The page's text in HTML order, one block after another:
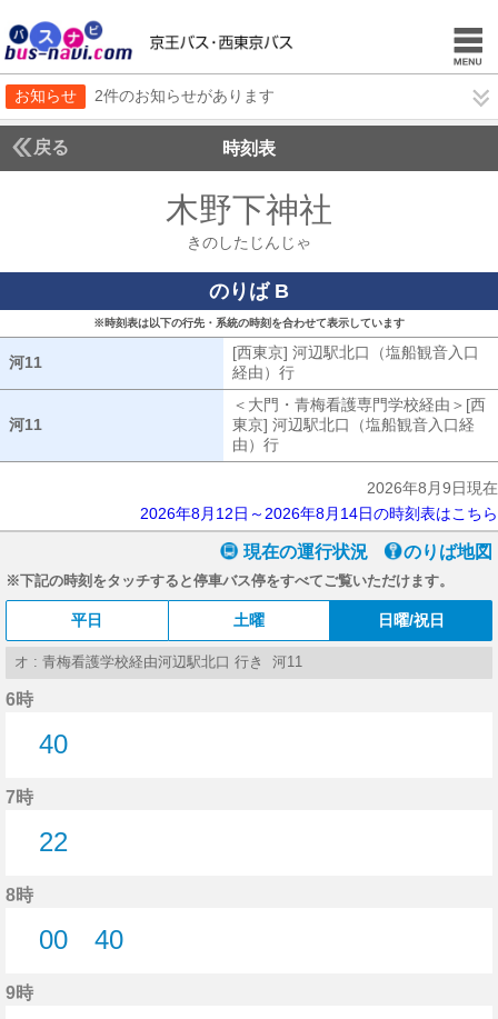
お知らせ 2件のお知らせがあります
戻る 時刻表
木野下神社
きのしたじんじゃ
のりば B
※時刻表は以下の行先・系統の時刻を合わせて表示しています
河11
[西東京] 河辺駅北口（塩船観音入口
経由）行
河11
＜大門・青梅看護専門学校経由＞[西
東京] 河辺駅北口（塩船観音入口経
由）行
2026年8月9日現在
2026年8月12日～2026年8月14日の時刻表はこちら
現在の運行状況 のりば地図
※下記の時刻をタッチすると停車バス停をすべてご覧いただけます。
平日 土曜 日曜/祝日
オ : 青梅看護学校経由河辺駅北口 行き 河11
6時
40
7時
22
8時
00
40
9時